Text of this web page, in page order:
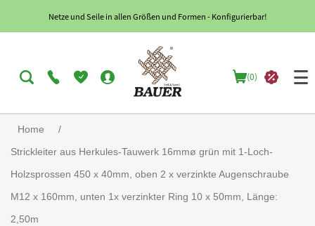
Netze und Seile in allen Größen und Formen - Konfigurierbar!
(0)
Home
/
Strickleiter aus Herkules-Tauwerk 16mmø grün mit 1-Loch-
Holzsprossen 450 x 40mm, oben 2 x verzinkte Augenschraube
M12 x 160mm, unten 1x verzinkter Ring 10 x 50mm, Länge:
2,50m